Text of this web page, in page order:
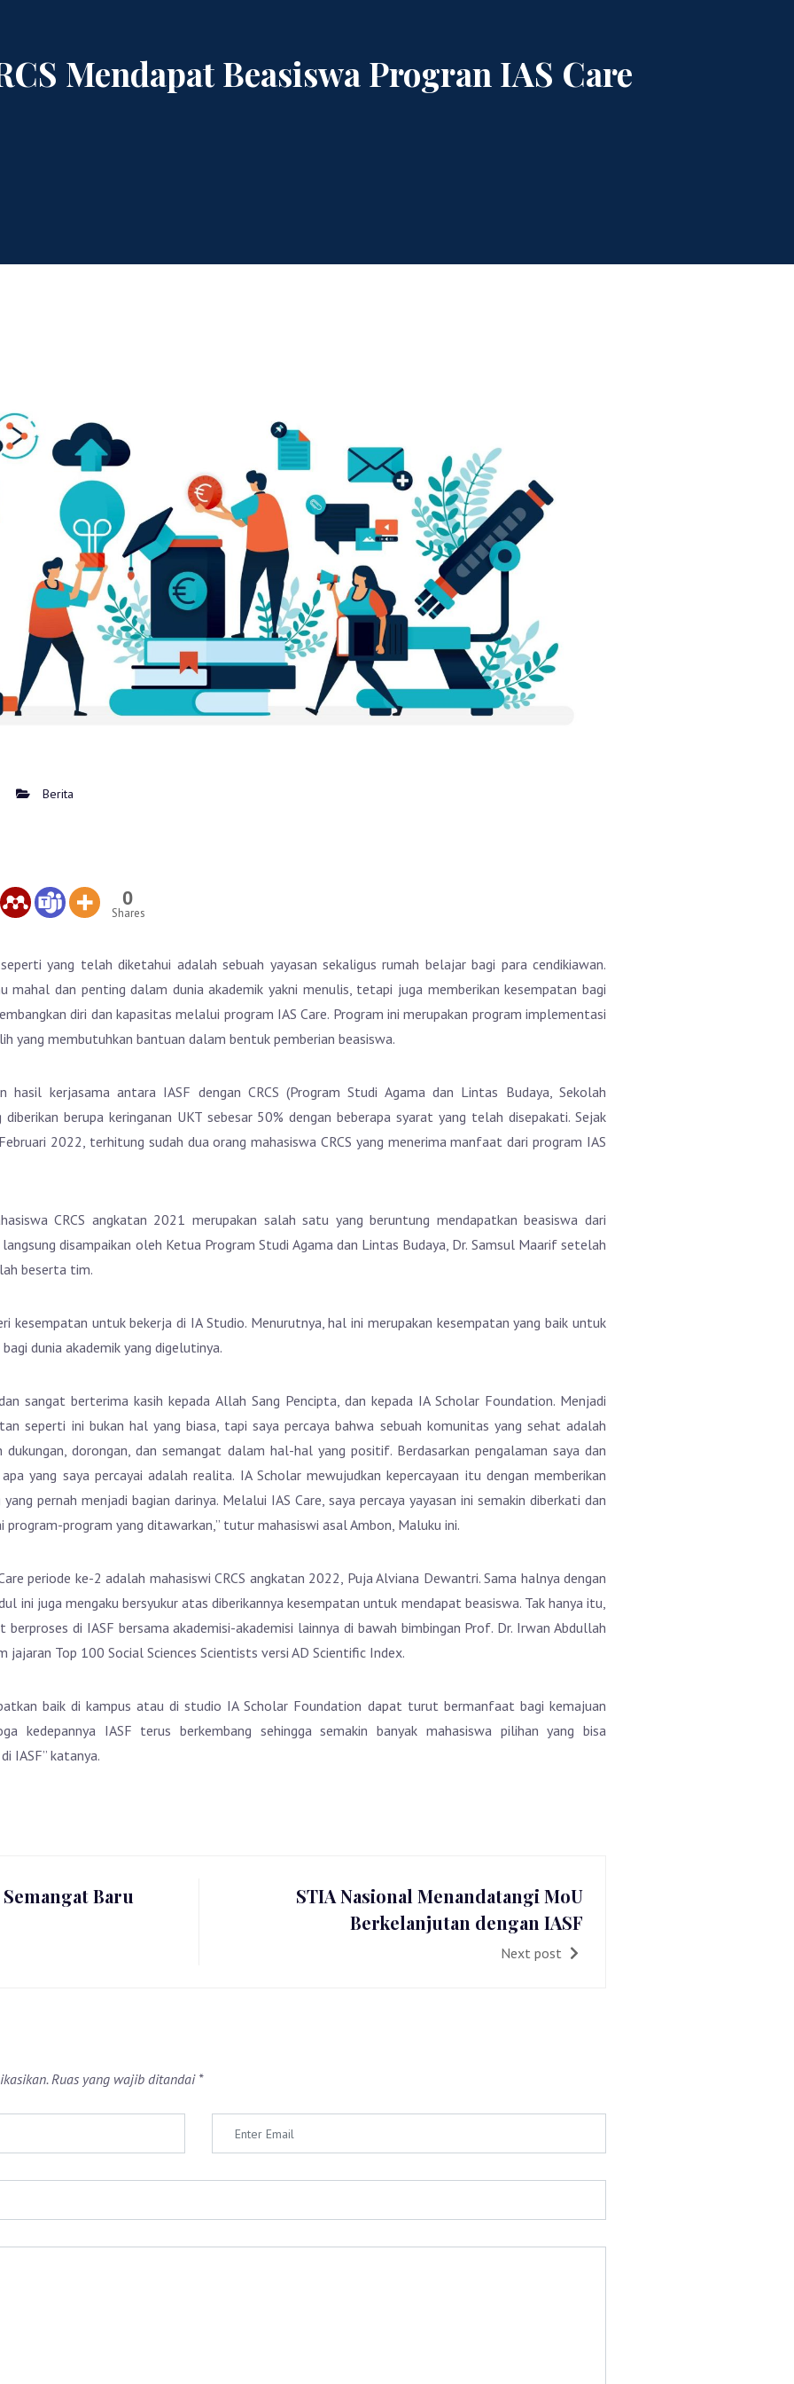
Mendapat Beasiswa Progran IAS Care
Berita
0
Shares
yang telah diketahui adalah sebuah yayasan sekaligus rumah belajar bagi para cendikiawan.
mahal dan penting dalam dunia akademik yakni menulis, tetapi juga memberikan kesempatan bagi
diri dan kapasitas melalui program IAS Care. Program ini merupakan program implementasi
yang membutuhkan bantuan dalam bentuk pemberian beasiswa.
hasil kerjasama antara IASF dengan CRCS (Program Studi Agama dan Lintas Budaya, Sekolah
diberikan berupa keringanan UKT sebesar 50% dengan beberapa syarat yang telah disepakati. Sejak
2022, terhitung sudah dua orang mahasiswa CRCS yang menerima manfaat dari program IAS
CRCS angkatan 2021 merupakan salah satu yang beruntung mendapatkan beasiswa dari
langsung disampaikan oleh Ketua Program Studi Agama dan Lintas Budaya, Dr. Samsul Maarif setelah
beserta tim.
kesempatan untuk bekerja di IA Studio. Menurutnya, hal ini merupakan kesempatan yang baik untuk
dunia akademik yang digelutinya.
sangat berterima kasih kepada Allah Sang Pencipta, dan kepada IA Scholar Foundation. Menjadi
seperti ini bukan hal yang biasa, tapi saya percaya bahwa sebuah komunitas yang sehat adalah
dorongan, dan semangat dalam hal-hal yang positif. Berdasarkan pengalaman saya dan
yang saya percayai adalah realita. IA Scholar mewujudkan kepercayaan itu dengan memberikan
pernah menjadi bagian darinya. Melalui IAS Care, saya percaya yayasan ini semakin diberkati dan
program yang ditawarkan,” tutur mahasiswi asal Ambon, Maluku ini.
periode ke-2 adalah mahasiswi CRCS angkatan 2022, Puja Alviana Dewantri. Sama halnya dengan
ini juga mengaku bersyukur atas diberikannya kesempatan untuk mendapat beasiswa. Tak hanya itu,
berproses di IASF bersama akademisi-akademisi lainnya di bawah bimbingan Prof. Dr. Irwan Abdullah
jajaran Top 100 Social Sciences Scientists versi AD Scientific Index.
baik di kampus atau di studio IA Scholar Foundation dapat turut bermanfaat bagi kemajuan
kedepannya IASF terus berkembang sehingga semakin banyak mahasiswa pilihan yang bisa
IASF” katanya.
Semangat Baru
STIA Nasional Menandatangi MoU
Berkelanjutan dengan IASF
Next post
Ruas yang wajib ditandai *